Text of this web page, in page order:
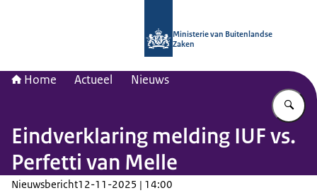
Ministerie van Buitenlandse
Zaken
Home Actueel Nieuws
Eindverklaring melding IUF vs.
Perfetti van Melle
Nieuwsbericht12-11-2025 | 14:00